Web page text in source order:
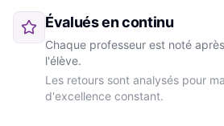
Évalués en continu
Chaque professeur est noté
l'élève.
Les retours sont analysés pour
d'excellence constant.